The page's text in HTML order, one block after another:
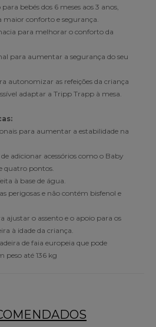
bebés dos 6 meses aos 3 anos,
maior conforto e segurança.
para melhorar o conforto da
para aumentar a segurança do seu
autonomizar as refeições da criança
adaptar a Tripp Trapp à mesa.
para aumentar a estabilidade na
adicionar acessórios como o Baby
quatro pontos.
à base de água.
perigosas e não contém bisfenol e
ajustar o assento e o apoio para os
à idade da criança.
de faia europeia que pode
até 136 kg